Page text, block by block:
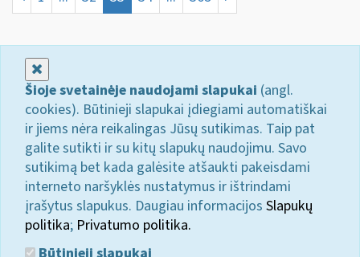
Šioje svetainėje naudojami slapukai (angl.
cookies). Būtinieji slapukai įdiegiami automatiškai
ir jiems nėra reikalingas Jūsų sutikimas. Taip pat
galite sutikti ir su kitų slapukų naudojimu. Savo
sutikimą bet kada galėsite atšaukti pakeisdami
interneto naršyklės nustatymus ir ištrindami
įrašytus slapukus. Daugiau informacijos Slapukų
politika; Privatumo politika.